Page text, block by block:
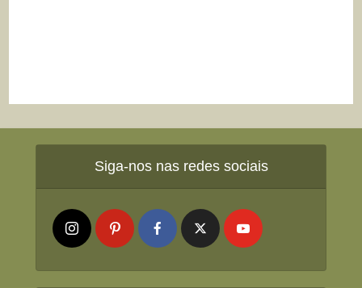
Siga-nos nas redes sociais